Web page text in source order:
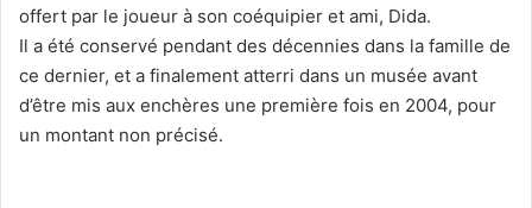
offert par le joueur à son coéquipier et ami, Dida.
Il a été conservé pendant des décennies dans la famille de
ce dernier, et a finalement atterri dans un musée avant
d’être mis aux enchères une première fois en 2004, pour
un montant non précisé.